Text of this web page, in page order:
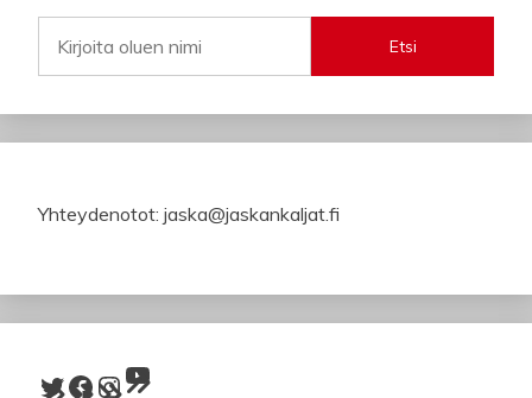
Etsi
Yhteydenotot: jaska@jaskankaljat.fi
Twitter Facebook InstagramYouTube